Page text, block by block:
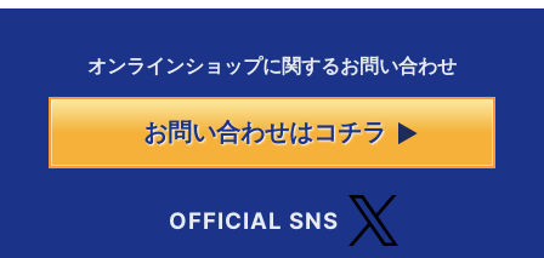
オンラインショップに関するお問い合わせ
お問い合わせはコチラ
OFFICIAL SNS